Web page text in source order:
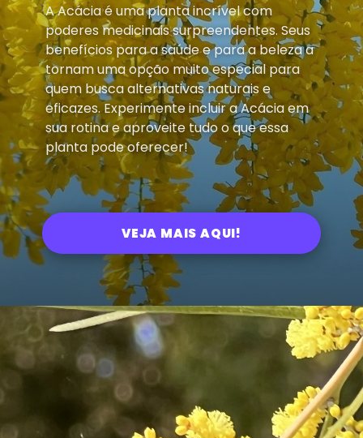
A Acácia é uma planta incrível com
poderes medicinais surpreendentes. Seus
benefícios para a saúde e para a beleza a
tornam uma opção muito especial para
quem busca alternativas naturais e
eficazes. Experimente incluir a Acácia em
sua rotina e aproveite tudo o que essa
planta pode oferecer!
VEJA MAIS AQUI!